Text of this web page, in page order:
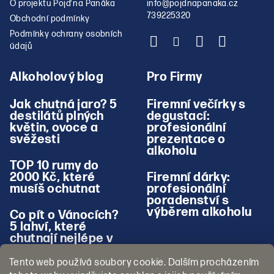
Tento web používá soubory cookie. Dalším procházením
O projektu Pojď na Panáka
Obchodní podmínky
Podmínky ochrany osobních
údajů
info@pojdnapanaka.cz
739225320
Alkoholový blog
Jak chutná jaro? 5
destilátů plných
květin, ovoce a
svěžesti
TOP 10 rumy do
2000 Kč, které
musíš ochutnat
Co pít o Vánocích?
5 lahví, které
chutnají nejlépe v
Pro Firmy
Firemní večírky s
degustací:
profesionální
prezentace o
alkoholu
Firemní dárky:
profesionální
poradenství s
výběrem alkoholu